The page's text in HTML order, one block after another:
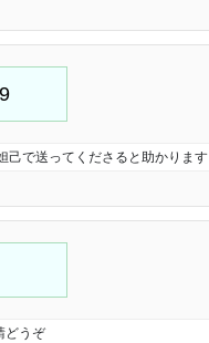
己で送ってくださると助かります
どうぞ